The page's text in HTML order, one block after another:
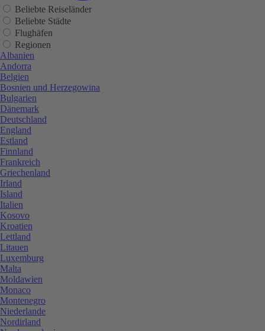
Beliebte Reiseländer
Beliebte Städte
Flughäfen
Regionen
Albanien
Andorra
Belgien
Bosnien und Herzegowina
Bulgarien
Dänemark
Deutschland
England
Estland
Finnland
Frankreich
Griechenland
Irland
Island
Italien
Kosovo
Kroatien
Lettland
Litauen
Luxemburg
Malta
Moldawien
Monaco
Montenegro
Niederlande
Nordirland